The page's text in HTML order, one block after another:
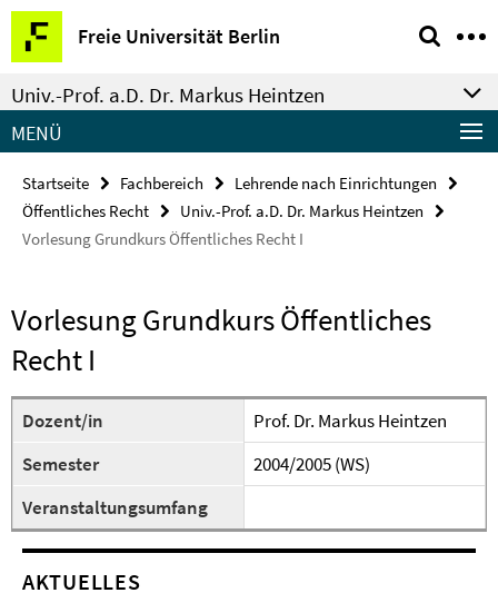
Springe
direkt
zu
Inhalt
Freie Universität Berlin
Service-
Navigation
Univ.-Prof. a.D. Dr. Markus Heintzen
MENÜ
Startseite Fachbereich
Lehrende nach Einrichtungen
Öffentliches Recht
Univ.-Prof. a.D. Dr. Markus Heintzen
Vorlesung Grundkurs Öffentliches Recht I
Vorlesung Grundkurs Öffentliches
Recht I
Dozent/in
Prof. Dr. Markus Heintzen
Semester
2004/2005 (WS)
Veranstaltungsumfang
AKTUELLES